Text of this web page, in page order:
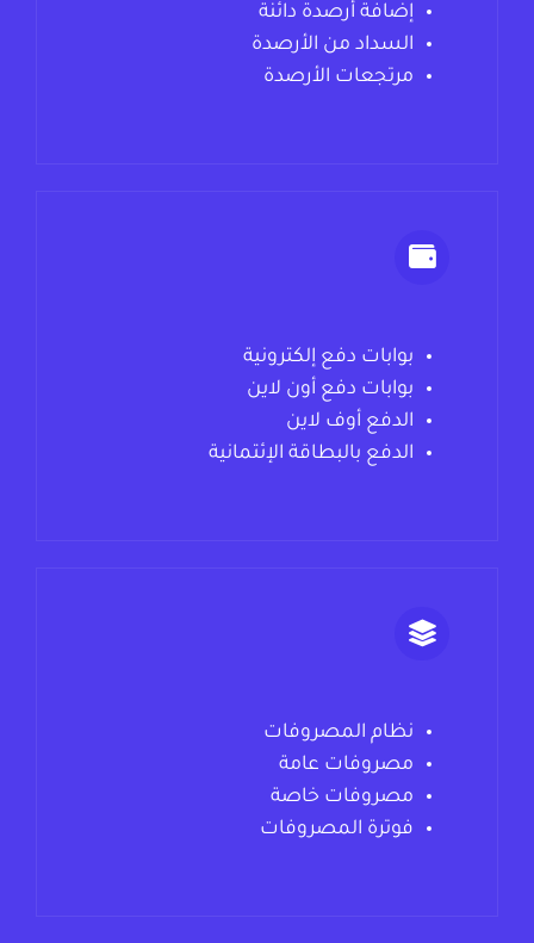
إضافة أرصدة دائنة
السداد من الأرصدة
مرتجعات الأرصدة
بوابات دفع إلكترونية
بوابات دفع أون لاين
الدفع أوف لاين
الدفع بالبطاقة الإئتمانية
نظام المصروفات
مصروفات عامة
مصروفات خاصة
فوترة المصروفات